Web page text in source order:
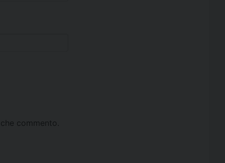
commento.